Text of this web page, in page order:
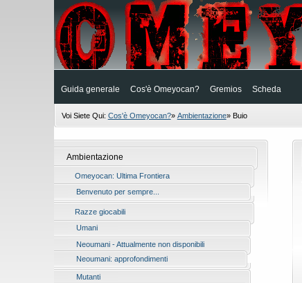
Guida generale Cos'è Omeyocan? Gremios Scheda
Voi Siete Qui: Cos'è Omeyocan?» Ambientazione» Buio
Ambientazione
Omeyocan: Ultima Frontiera
Benvenuto per sempre...
Razze giocabili
Umani
Neoumani - Attualmente non disponibili
Neoumani: approfondimenti
Mutanti